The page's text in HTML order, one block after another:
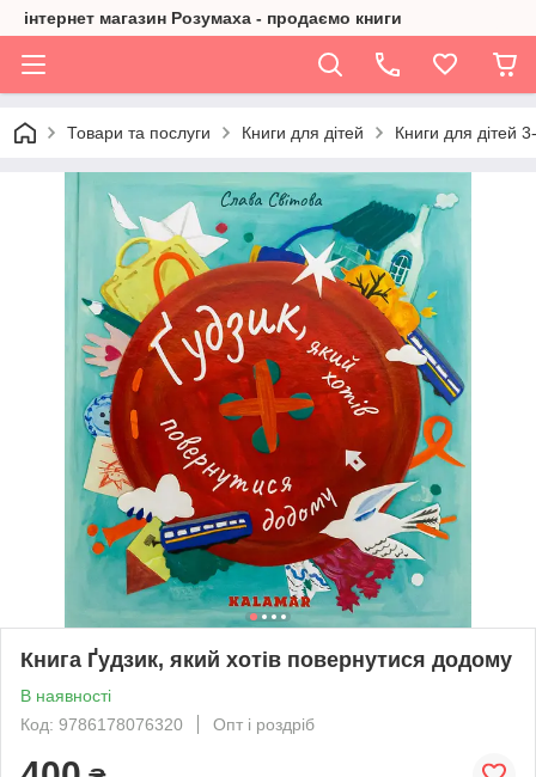
інтернет магазин Розумаха - продаємо книги
Товари та послуги Книги для дітей Книги для дітей
Книга Ґудзик, який хотів повернутися додому
В наявності
Код: 9786178076320
Опт і роздріб